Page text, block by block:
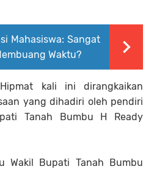
Mahasiswa: Sangat
Waktu?
kali ini dirangkaikan
yang dihadiri oleh pendiri
Tanah Bumbu H Ready
Wakil Bupati Tanah Bumbu